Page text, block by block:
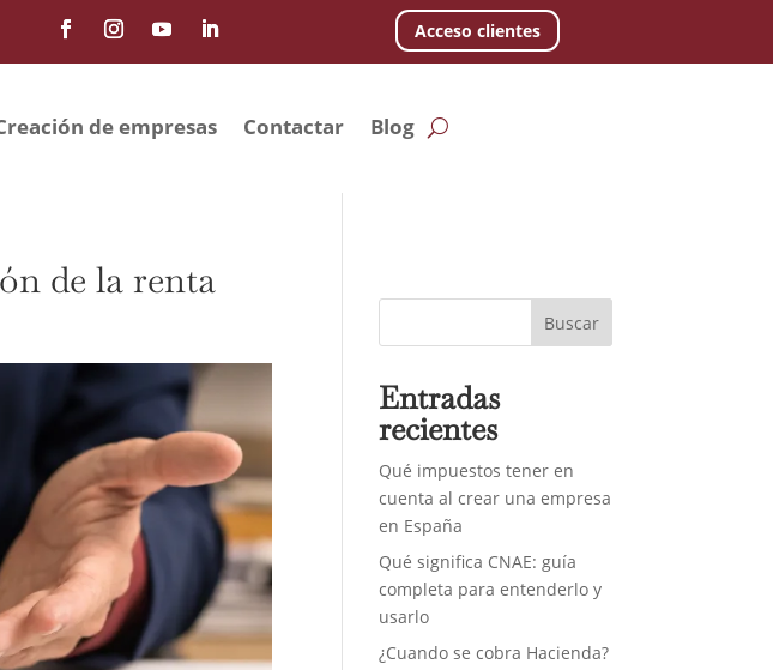
Acceso clientes
de empresas Contactar Blog
de la renta
Buscar
Entradas
recientes
Qué impuestos tener en
cuenta al crear una empresa
en España
Qué significa CNAE: guía
completa para entenderlo y
usarlo
¿Cuando se cobra Hacienda?